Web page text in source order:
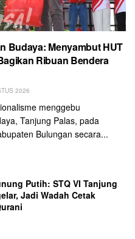
Budaya: Menyambut HUT
Ribuan Bendera
2026
menggebu
Tanjung Palas, pada
Bulungan secara...
Putih: STQ VI Tanjung
Jadi Wadah Cetak